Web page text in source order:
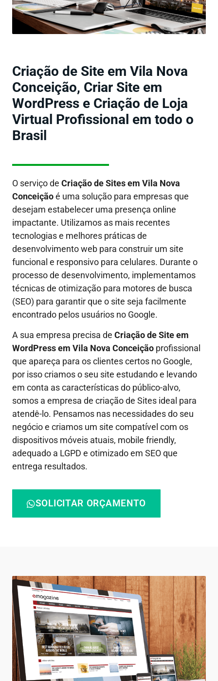
Criação de Site em Vila Nova
Conceição, Criar Site em
WordPress e Criação de Loja
Virtual Profissional em todo o
Brasil
O serviço de Criação de Sites em Vila Nova
Conceiçãoé uma solução para empresas que
desejam estabelecer uma presença online
impactante. Utilizamos as mais recentes
tecnologias e melhores práticas de
desenvolvimento web para construir um site
funcional e responsivo para celulares. Durante o
processo de desenvolvimento, implementamos
técnicas de otimização para motores de busca
(SEO) para garantir que o site seja facilmente
encontrado pelos usuários no Google.
A sua empresa precisa de Criação de Site em
WordPress em Vila Nova Conceição profissional
que apareça para os clientes certos no Google,
por isso criamos o seu site estudando e levando
em conta as características do público-alvo,
somos a empresa de criação de Sites ideal para
atendê-lo. Pensamos nas necessidades do seu
negócio e criamos um site compatível com os
dispositivos móveis atuais, mobile friendly,
adequado a LGPD e otimizado em SEO que
entrega resultados.
SOLICITAR ORÇAMENTO